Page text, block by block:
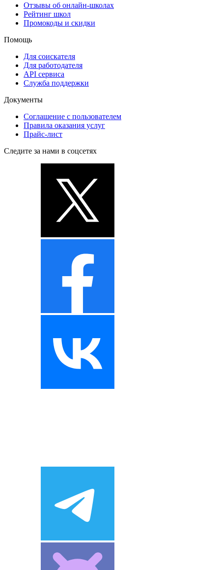
Отзывы об онлайн-школах
Рейтинг школ
Промокоды и скидки
Помощь
Для соискателя
Для работодателя
API сервиса
Служба поддержки
Документы
Соглашение с пользователем
Правила оказания услуг
Прайс-лист
Следите за нами в соцсетях